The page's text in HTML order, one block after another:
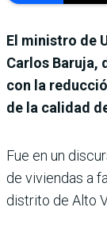
El ministro de
Carlos Baruja,
con la
de la calidad
Fue en un
de viviendas a
distrito de Alto